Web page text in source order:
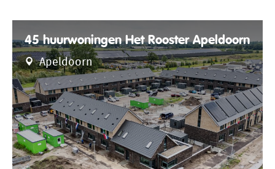
45 huurwoningen Het Rooster Apeldoorn
Apeldoorn